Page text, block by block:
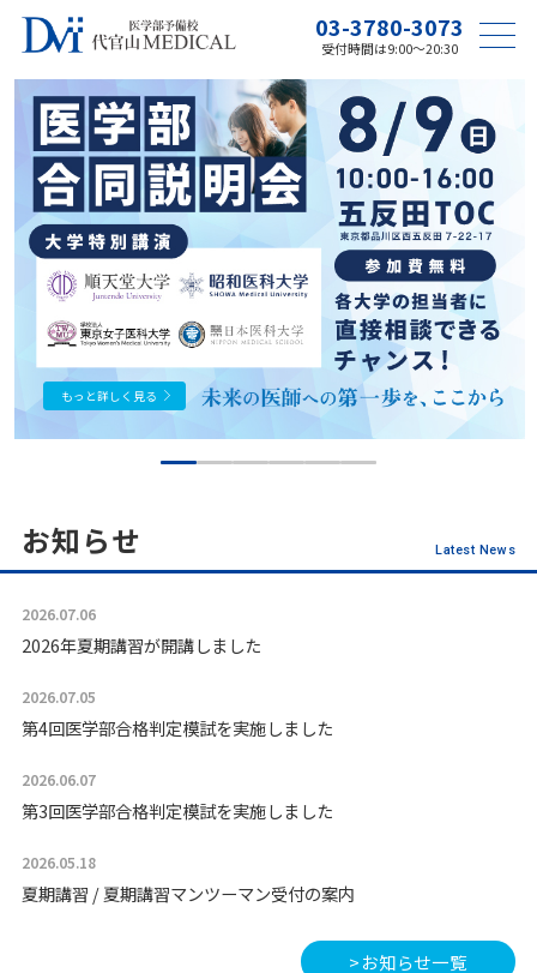
03-3780-3073
受付時間は9:00〜20:30
もっと詳しく見る
お知らせ Latest News
2026.07.06
2026年夏期講習が開講しました
2026.07.05
第4回医学部合格判定模試を実施しました
2026.06.07
第3回医学部合格判定模試を実施しました
2026.05.18
夏期講習 / 夏期講習マンツーマン受付の案内
>お知らせ一覧